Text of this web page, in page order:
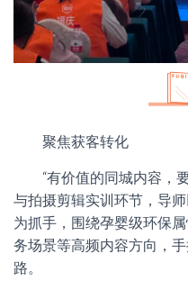
聚焦获客转化
“有价值的同城内容，
与拍摄剪辑实训环节，导
为抓手，围绕孕婴级环保
务场景等高频内容方向，
路。